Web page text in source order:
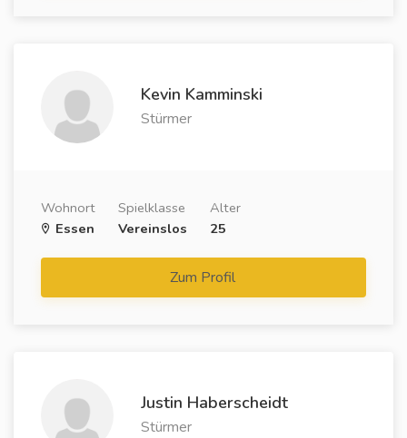
Kevin Kamminski
Stürmer
Wohnort
Essen
Spielklasse
Vereinslos
Alter
25
Zum Profil
Justin Haberscheidt
Stürmer